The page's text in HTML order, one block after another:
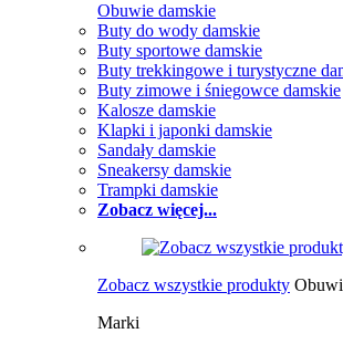
Obuwie damskie
Buty do wody damskie
Buty sportowe damskie
Buty trekkingowe i turystyczne
Buty zimowe i śniegowce damskie
Kalosze damskie
Klapki i japonki damskie
Sandały damskie
Sneakersy damskie
Trampki damskie
Zobacz więcej...
Zobacz wszystkie produkty
Marki